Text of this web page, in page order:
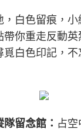
白色留痕，小
帶你重走反動
覓白色印記，
留念館： 占